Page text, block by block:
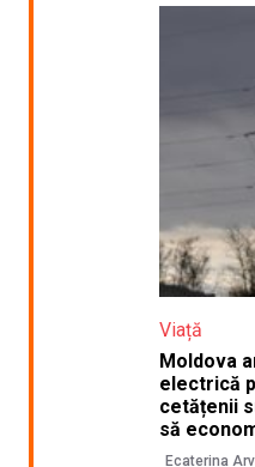
Viață
Moldova
electrică
cetățenii
să
Ecaterina